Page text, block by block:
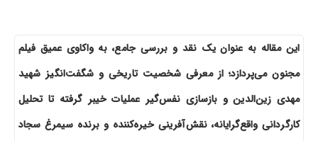
این مقاله به عنوان یک نقد و بررسی جامع، به واکاوی عمیق فیلم
مجنون می‌پردازد؛ از معرفی شخصیت تاریخی و شگفت‌انگیز شهید
مهدی زین‌الدین و بازسازی نفس‌گیر عملیات خیبر گرفته تا تحلیل
کارگردانی واقع‌گرایانه، نقش‌آفرینی خیره‌کننده و برنده سیمرغ سجاد